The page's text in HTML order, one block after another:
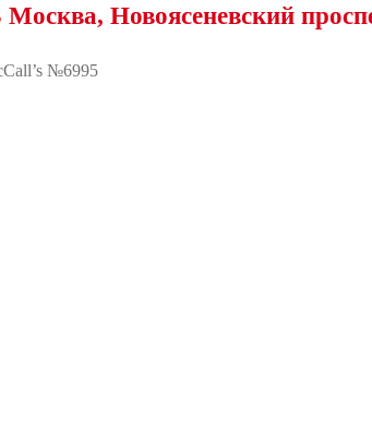
Новоясеневский проспект, 25
№6995